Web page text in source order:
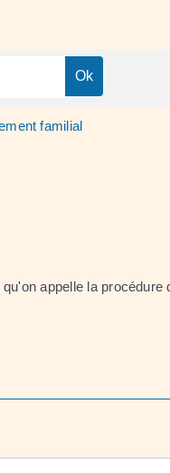
familial
appelle la procédure